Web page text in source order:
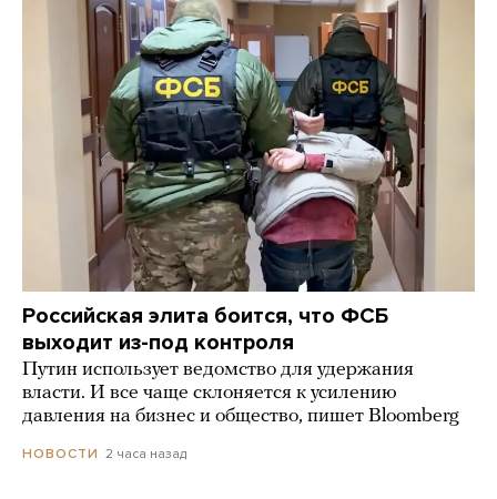
Российская элита боится, что ФСБ
выходит из-под контроля
Путин использует ведомство для удержания
власти. И все чаще склоняется к усилению
давления на бизнес и общество, пишет Bloomberg
НОВОСТИ 2 часа назад